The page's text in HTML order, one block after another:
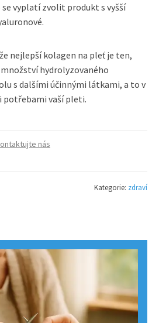
vyplatí zvolit produkt s vyšší
nejlepší kolagen na pleť je ten,
hydrolyzovaného
s dalšími účinnými látkami, a to v
potřebami vaší pleti.
nás
Kategorie: zdraví